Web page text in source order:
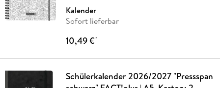
Kalender
Sofort lieferbar
10,49 €*
Schülerkalender 2026/2027 "Pressspan